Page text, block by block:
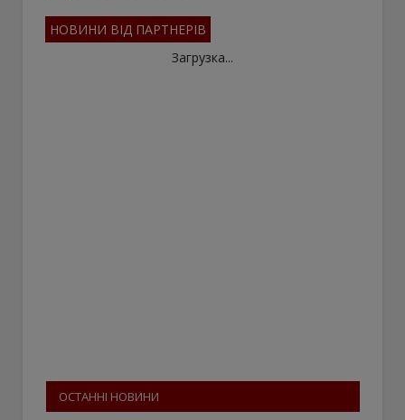
НОВИНИ ВІД ПАРТНЕРІВ
Загрузка...
ОСТАННІ НОВИНИ